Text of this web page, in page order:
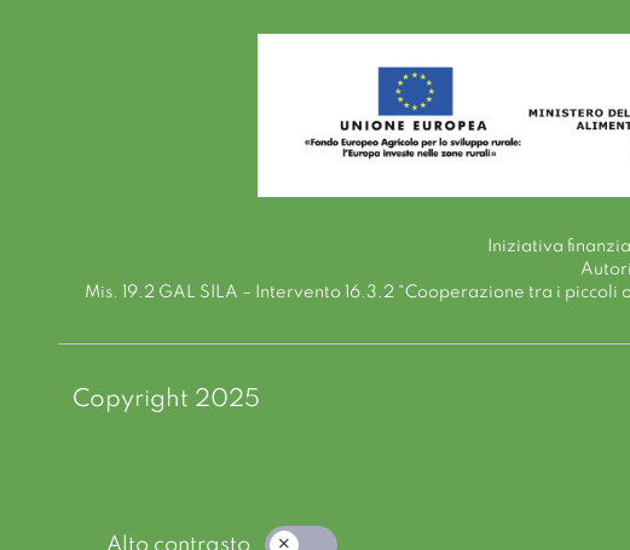
Iniziativa
Mis. 19.2 GAL SILA – Intervento 16.3.2 “Cooperazione tra i
Copyright 2025
Alto contrasto